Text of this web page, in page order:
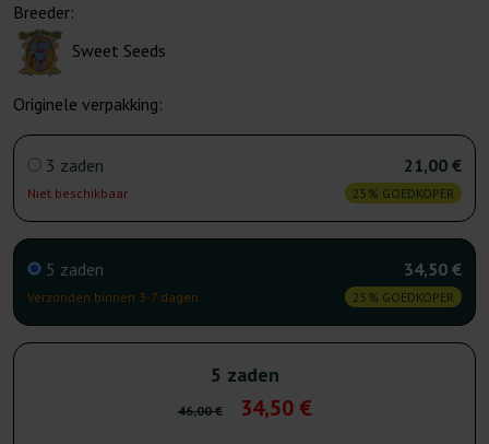
Breeder:
Sweet Seeds
Originele verpakking:
3 zaden
Niet beschikbaar
21,00 €
25% GOEDKOPER
5 zaden
Verzonden binnen 3-7 dagen
34,50 €
25% GOEDKOPER
5 zaden
46,00 € 34,50 €